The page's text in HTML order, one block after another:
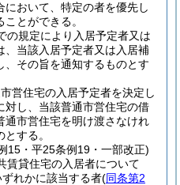
おいて、特定の者を優先し
とができる。
の規定により入居予定者又は
、当該入居予定者又は入居補
、その旨を通知するものとす
営住宅の入居予定者を決定し
対し、当該普通市営住宅の借
通市営住宅を明け渡さなけれ
する。
15・平25条例19・一部改正)
賃貸住宅の入居者について
ずれかに該当する者(同条第2